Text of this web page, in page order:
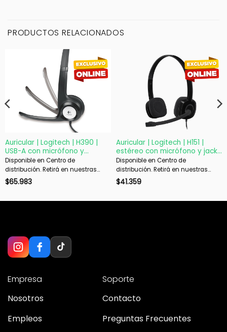
PRODUCTOS RELACIONADOS
Auricular | Logitech | H390 |
USB-A con micrófono y
controles en línea
Disponible en Centro de
distribución. Retirá en nuestras
sucursales en 48 hs hábiles. Si es
$65.983
Auricular | Logitech | H151 |
estéreo con micrófono y jack
3,5 mm
Disponible en Centro de
distribución. Retirá en nuestras
sucursales en 48 hs hábiles. Si es
$41.359
Empresa
Nosotros
Empleos
Soporte
Contacto
Preguntas Frecuentes